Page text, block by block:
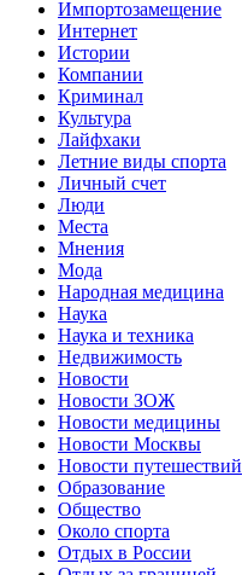
Импортозамещение
Интернет
Истории
Компании
Криминал
Культура
Лайфхаки
Летние виды спорта
Личный счет
Люди
Места
Мнения
Мода
Народная медицина
Наука
Наука и техника
Недвижимость
Новости
Новости ЗОЖ
Новости медицины
Новости Москвы
Новости путешествий
Образование
Общество
Около спорта
Отдых в России